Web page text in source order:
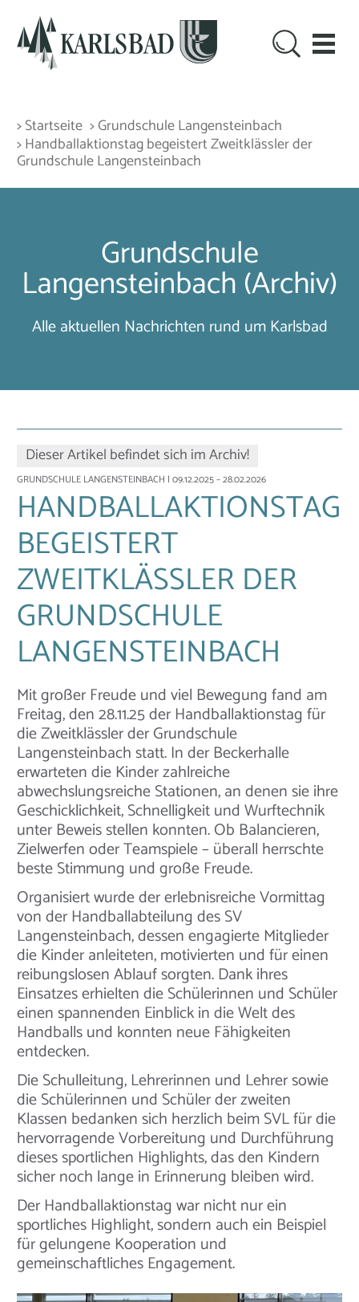
> Startseite > Grundschule Langensteinbach
> Handballaktionstag begeistert Zweitklässler der
Grundschule Langensteinbach
Grundschule
Langensteinbach (Archiv)
Alle aktuellen Nachrichten rund um Karlsbad
Dieser Artikel befindet sich im Archiv!
GRUNDSCHULE LANGENSTEINBACH | 09.12.2025 – 28.02.2026
HANDBALLAKTIONSTAG
BEGEISTERT
ZWEITKLÄSSLER DER
GRUNDSCHULE
LANGENSTEINBACH
Mit großer Freude und viel Bewegung fand am
Freitag, den 28.11.25 der Handballaktionstag für
die Zweitklässler der Grundschule
Langensteinbach statt. In der Beckerhalle
erwarteten die Kinder zahlreiche
abwechslungsreiche Stationen, an denen sie ihre
Geschicklichkeit, Schnelligkeit und Wurftechnik
unter Beweis stellen konnten. Ob Balancieren,
Zielwerfen oder Teamspiele – überall herrschte
beste Stimmung und große Freude.
Organisiert wurde der erlebnisreiche Vormittag
von der Handballabteilung des SV
Langensteinbach, dessen engagierte Mitglieder
die Kinder anleiteten, motivierten und für einen
reibungslosen Ablauf sorgten. Dank ihres
Einsatzes erhielten die Schülerinnen und Schüler
einen spannenden Einblick in die Welt des
Handballs und konnten neue Fähigkeiten
entdecken.
Die Schulleitung, Lehrerinnen und Lehrer sowie
die Schülerinnen und Schüler der zweiten
Klassen bedanken sich herzlich beim SVL für die
hervorragende Vorbereitung und Durchführung
dieses sportlichen Highlights, das den Kindern
sicher noch lange in Erinnerung bleiben wird.
Der Handballaktionstag war nicht nur ein
sportliches Highlight, sondern auch ein Beispiel
für gelungene Kooperation und
gemeinschaftliches Engagement.